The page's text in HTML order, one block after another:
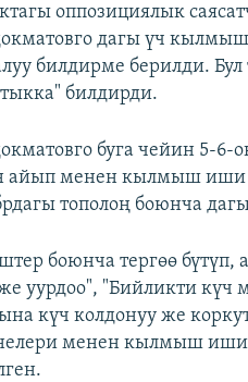
оппозициялык
дагы үч
билдирме берилди.
билдирди.
буга чейин 5-6-
айып менен кылмыш иши
тополоң боюнча
боюнча тергөө
уурдоо", "Бийликти күч
күч колдонуу же
менен кылмыш